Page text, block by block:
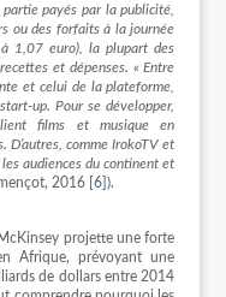
payés par la publicité,
ou des forfaits à la journée
1,07 euro), la plupart des
et dépenses. « Entre
et celui de la plateforme,
up. Pour se développer,
films et musique en
D’autres, comme IrokoTV et
audiences du continent et
2016 [6] ).
projette une forte
Afrique, prévoyant une
de dollars entre 2014